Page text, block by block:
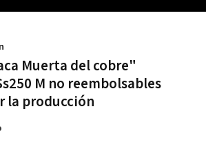
Muerta del cobre"
M no reembolsables
la producción